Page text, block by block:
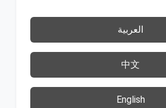
العربية
中文
English